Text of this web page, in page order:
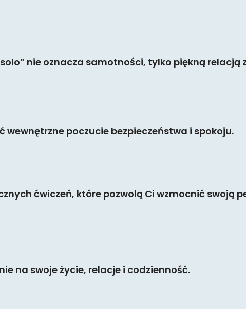
solo” nie oznacza samotności, tylko piękną relacją
wewnętrzne poczucie bezpieczeństwa i spokoju.
ćwiczeń, które pozwolą Ci wzmocnić swoją
na swoje życie, relacje i codzienność.